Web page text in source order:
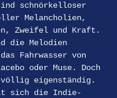
schnörkelloser
Melancholien,
Zweifel und Kraft.
die Melodien
Fahrwasser von
oder Muse. Doch
eigenständig.
sich die Indie-